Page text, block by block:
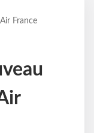
France